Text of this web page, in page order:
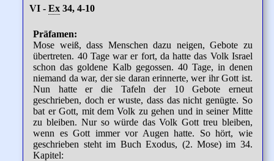
VI - Ex 34, 4-10
Präfamen:
Mose weiß, dass Menschen dazu neigen, Gebote zu
übertreten. 40 Tage war er fort, da hatte das Volk Israel
schon das goldene Kalb gegossen. 40 Tage, in denen
niemand da war, der sie daran erinnerte, wer ihr Gott ist.
Nun hatte er die Tafeln der 10 Gebote erneut
geschrieben, doch er wuste, dass das nicht genügte. So
bat er Gott, mit dem Volk zu gehen und in seiner Mitte
zu bleiben. Nur so würde das Volk Gott treu bleiben,
wenn es Gott immer vor Augen hatte. So hört, wie
geschrieben steht im Buch Exodus, (2. Mose) im 34.
Kapitel: